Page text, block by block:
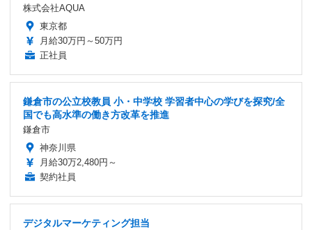
株式会社AQUA
東京都
月給30万円～50万円
正社員
鎌倉市の公立校教員 小・中学校 学習者中心の学びを探究/全
国でも高水準の働き方改革を推進
鎌倉市
神奈川県
月給30万2,480円～
契約社員
デジタルマーケティング担当